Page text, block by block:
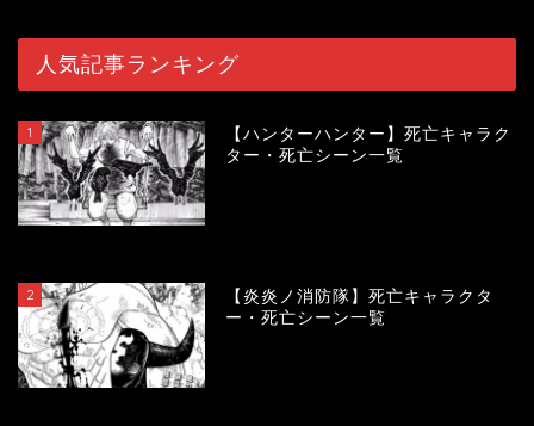
人気記事ランキング
1
【ハンターハンター】死亡キャラク
ター・死亡シーン一覧
2
【炎炎ノ消防隊】死亡キャラクタ
ー・死亡シーン一覧